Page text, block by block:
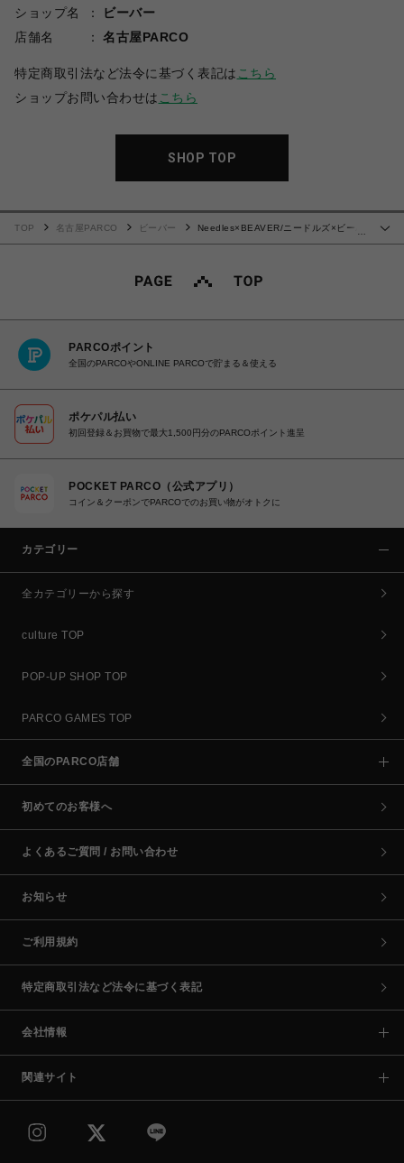
ショップ名
ビーバー
店舗名
名古屋PARCO
特定商取引法など法令に基づく表記は こちら
ショップお問い合わせは こちら
SHOP TOP
…
TOP 名古屋PARCO ビーバー
Needles×BEAVER/ニードルズ×ビーバ
PARCOポイント
全国のPARCOやONLINE PARCOで貯まる＆使える
ポケパル払い
初回登録＆お買物で最大1,500円分のPARCOポイント進呈
POCKET PARCO（公式アプリ）
コイン＆クーポンでPARCOでのお買い物がオトクに
カテゴリー
全カテゴリーから探す
culture TOP
POP-UP SHOP TOP
PARCO GAMES TOP
全国のPARCO店舗
初めてのお客様へ
よくあるご質問 / お問い合わせ
お知らせ
ご利用規約
特定商取引法など法令に基づく表記
会社情報
関連サイト